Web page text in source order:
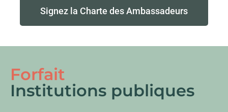
Signez la Charte des Ambassadeurs
Forfait
Institutions publiques